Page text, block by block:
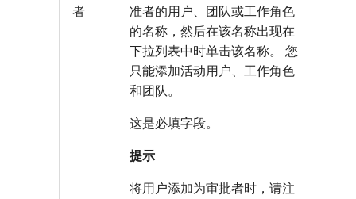
者
准者的用户、团队或工作角色
的名称，然后在该名称出现在
下拉列表中时单击该名称。 您
只能添加活动用户、工作角色
和团队。
这是必填字段。
提示
将用户添加为审批者时，请注